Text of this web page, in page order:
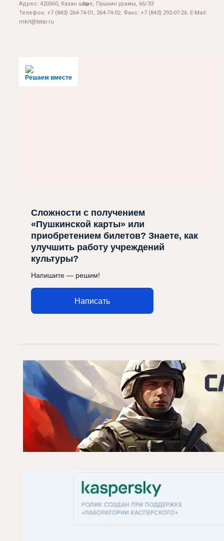
Адрес: 420060, Казан шәһәре, Пушкин урамы, 66/33
Телефон: +7 (843) 264-74-01, 264-74-02. Факс: +7 (843) 292-07-26. E-Mail:
mkrt@tatar.ru
Решаем вместе
Сложности с получением
«Пушкинской карты» или
приобретением билетов? Знаете, как
улучшить работу учреждений
культуры?
Напишите — решим!
Написать